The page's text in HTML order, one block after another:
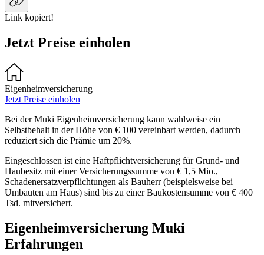
Link kopiert!
Jetzt Preise einholen
Eigenheimversicherung
Jetzt Preise einholen
Bei der Muki Eigenheimversicherung kann wahlweise ein
Selbstbehalt in der Höhe von € 100 vereinbart werden, dadurch
reduziert sich die Prämie um 20%.
Eingeschlossen ist eine Haftpflichtversicherung für Grund- und
Haubesitz mit einer Versicherungssumme von € 1,5 Mio.,
Schadenersatzverpflichtungen als Bauherr (beispielsweise bei
Umbauten am Haus) sind bis zu einer Baukostensumme von € 400
Tsd. mitversichert.
Eigenheimversicherung Muki
Erfahrungen